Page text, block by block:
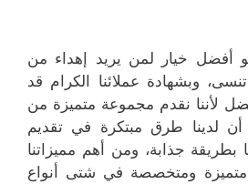
أفضل خيار لمن يريد إهداء من
وبشهادة عملائنا الكرام قد
لأننا نقدم مجموعة متميزة من
أن لدينا طرق مبتكرة في تقديم
بطريقة جذابة، ومن أهم مميزاتنا
متميزة ومتخصصة في شتى أنواع